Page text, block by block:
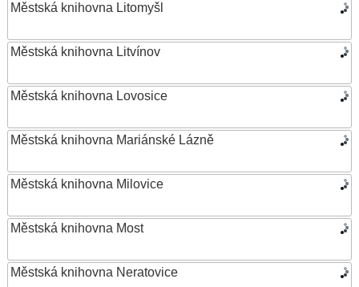
Městská knihovna Litomyšl
Městská knihovna Litvínov
Městská knihovna Lovosice
Městská knihovna Mariánské Lázně
Městská knihovna Milovice
Městská knihovna Most
Městská knihovna Neratovice